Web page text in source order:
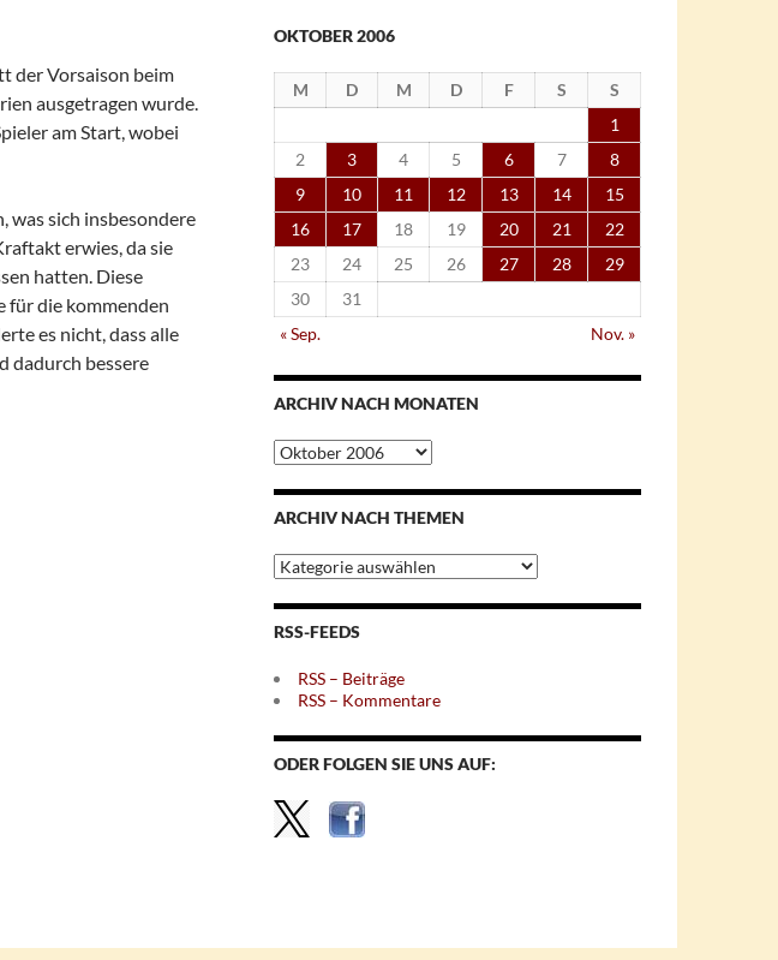
der Vorsaison beim
ausgetragen wurde.
am Start, wobei
was sich insbesondere
erwies, da sie
hatten. Diese
für die kommenden
es nicht, dass alle
dadurch bessere
Open
OKTOBER 2006
M D M D F S
S
1
2
3 4 5 6 7
8
9
10 11 12 13 14
15
16
17 18 19 20 21
22
23
24 25 26 27 28
29
30
31
« Sep.
Nov. »
ARCHIV NACH MONATEN
Archiv
nach
Monaten
ARCHIV NACH THEMEN
Archiv
nach
Themen
RSS-FEEDS
RSS – Beiträge
RSS – Kommentare
ODER FOLGEN SIE UNS AUF: